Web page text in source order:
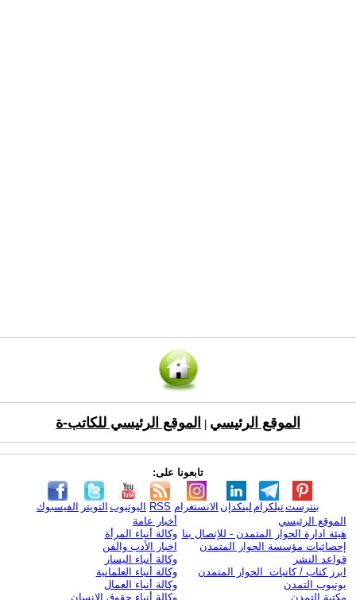
الموقع الرئيسي الموقع الرئيسي للكاتب-ة
تابعونا على:
الفيسبوك التويتر اليوتيوب RSS الانستغرام لينكدإن تيلكرامبنترست
الموقع الرئيسي
هيئة ادارة الحوار المتمدن - للإتصال بنا
إحصائيات مؤسسة الحوار المتمدن
قواعد النشر
ابرز كتاب / كاتبات الحوار المتمدن
يوتيوب التمدن
مكتبة التمدن
أخبار عامة
وكالة أنباء المرأة
اخبار الأدب والفن
وكالة أنباء اليسار
وكالة أنباء العلمانية
وكالة أنباء العمال
وكالة أنباء حقوق الإنسان